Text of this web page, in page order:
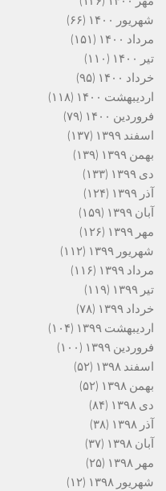
شهریور ۱۴۰۰
(۶۶)
مرداد ۱۴۰۰
(۱۵۱)
تیر ۱۴۰۰
(۱۱۰)
خرداد ۱۴۰۰
(۹۵)
اردیبهشت ۱۴۰۰
(۱۱۸)
فروردین ۱۴۰۰
(۷۹)
اسفند ۱۳۹۹
(۱۳۷)
بهمن ۱۳۹۹
(۱۳۹)
دی ۱۳۹۹
(۱۳۳)
آذر ۱۳۹۹
(۱۲۴)
آبان ۱۳۹۹
(۱۵۹)
مهر ۱۳۹۹
(۱۲۶)
شهریور ۱۳۹۹
(۱۱۲)
مرداد ۱۳۹۹
(۱۱۶)
تیر ۱۳۹۹
(۱۱۹)
خرداد ۱۳۹۹
(۷۸)
اردیبهشت ۱۳۹۹
(۱۰۴)
فروردین ۱۳۹۹
(۱۰۰)
اسفند ۱۳۹۸
(۵۲)
بهمن ۱۳۹۸
(۵۲)
دی ۱۳۹۸
(۸۴)
آذر ۱۳۹۸
(۳۸)
آبان ۱۳۹۸
(۳۷)
مهر ۱۳۹۸
(۲۵)
شهریور ۱۳۹۸
(۱۲)